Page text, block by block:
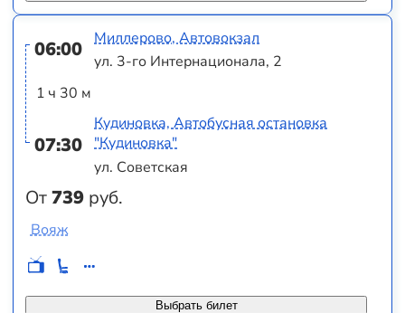
06:00
1 ч 30 м
07:30
От739 руб.
Миллерово, Автовокзал
ул. 3-го Интернационала, 2
Кудиновка, Автобусная остановка
"Кудиновка"
ул. Советская
Выбрать билет
Вояж